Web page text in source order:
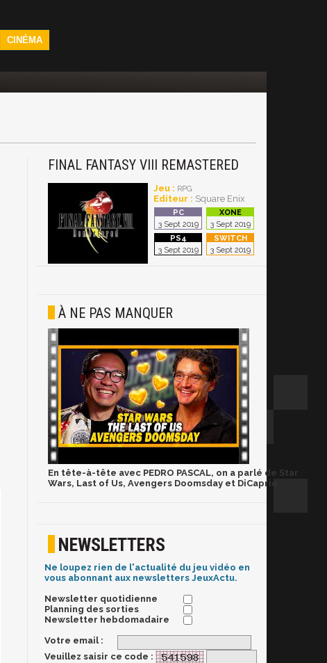
CINÉMA
FINAL FANTASY VIII REMASTERED
Jeu : RPG
Editeur : Square Enix
3 Sept 2019 3 Sept 2019
3 Sept 2019 3 Sept 2019
À NE PAS MANQUER
En tête-à-tête avec PEDRO PASCAL, on a parlé de Star
Wars, Last of Us, Avengers Doomsday et DiCaprio
NEWSLETTERS
Ne loupez rien de l'actualité du jeu vidéo en
vous abonnant aux newsletters JeuxActu.
Newsletter quotidienne
Planning des sorties
Newsletter hebdomadaire
Votre email :
Veuillez saisir ce code :